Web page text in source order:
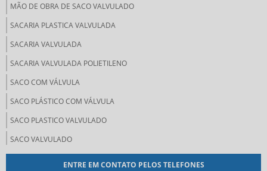
MÃO DE OBRA DE SACO VALVULADO
SACARIA PLASTICA VALVULADA
SACARIA VALVULADA
SACARIA VALVULADA POLIETILENO
SACO COM VÁLVULA
SACO PLÁSTICO COM VÁLVULA
SACO PLASTICO VALVULADO
SACO VALVULADO
ENTRE EM CONTATO PELOS TELEFONES